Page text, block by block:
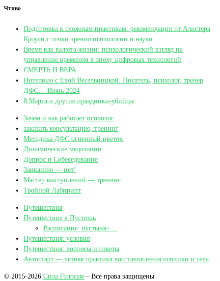
Чтиво
Подготовка к сложным практикам: рекомендации от Алистера
Кроули с точки зрения психологии и науки
Время как валюта жизни: психологический взгляд на
управление временем в эпоху цифровых технологий
СМЕРТЬ И ВЕРА
Интервью с Евой Весельницкой. Писатель, психолог, тренер
ДФС… Июнь 2024
8 Марта и другие праздники-убийцы
Зачем и как работает психолог
заказать консультацию, тренинг
Методика ДФС огненный цветок
Динамические медитации
Допрос и Собеседование
Заиканию — нет!
Мастер выступлений — тренинг
Тройной Лабиринт
Путешествия
Путешествие в Пустошь
Расписание: пустыня+…
Путешествия: условия
Путешествия: вопросы и ответы
Автостарт — летняя практика восстановления психики и тела
© 2015-2026 Сила Голосам – Все права защищены